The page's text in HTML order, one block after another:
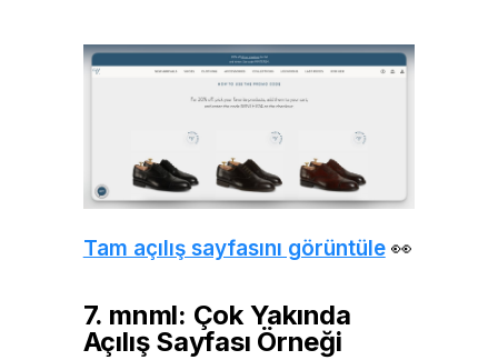
Tam açılış sayfasını görüntüle👀
7. mnml: Çok Yakında
Açılış Sayfası Örneği